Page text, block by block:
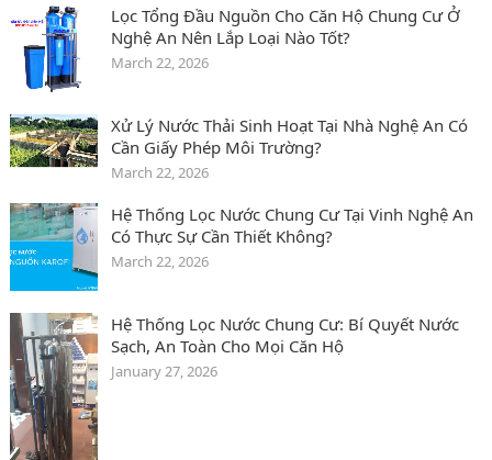
Lọc Tổng Đầu Nguồn Cho Căn Hộ Chung Cư Ở
Nghệ An Nên Lắp Loại Nào Tốt?
March 22, 2026
Xử Lý Nước Thải Sinh Hoạt Tại Nhà Nghệ An Có
Cần Giấy Phép Môi Trường?
March 22, 2026
Hệ Thống Lọc Nước Chung Cư Tại Vinh Nghệ An
Có Thực Sự Cần Thiết Không?
March 22, 2026
Hệ Thống Lọc Nước Chung Cư: Bí Quyết Nước
Sạch, An Toàn Cho Mọi Căn Hộ
January 27, 2026